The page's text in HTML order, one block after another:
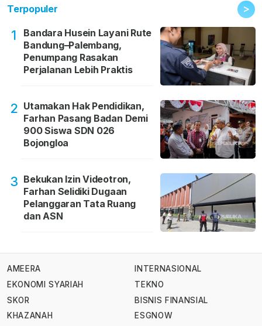
Terpopuler >
1
Bandara Husein Layani Rute
Bandung–Palembang,
Penumpang Rasakan
Perjalanan Lebih Praktis
2 Utamakan Hak Pendidikan,
Farhan Pasang Badan Demi
900 Siswa SDN 026
Bojongloa
3 Bekukan Izin Videotron,
Farhan Selidiki Dugaan
Pelanggaran Tata Ruang
dan ASN
AMEERA
EKONOMI SYARIAH
SKOR
KHAZANAH
INTERNASIONAL
TEKNO
BISNIS FINANSIAL
ESGNOW